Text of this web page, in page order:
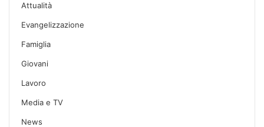
Attualità
Evangelizzazione
Famiglia
Giovani
Lavoro
Media e TV
News